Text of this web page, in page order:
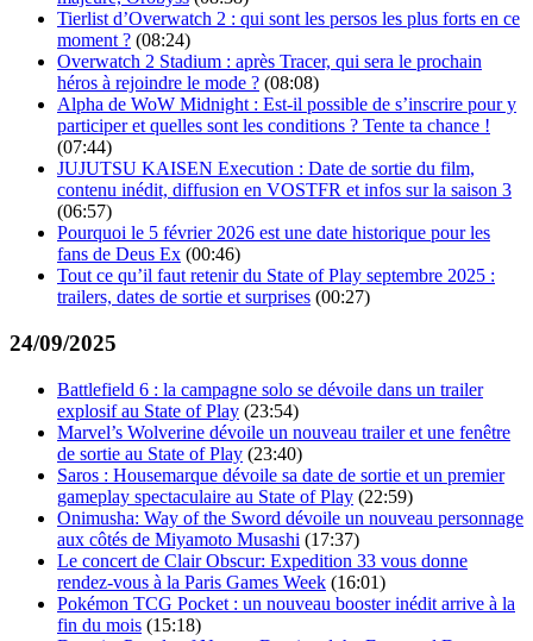
Tierlist d’Overwatch 2 : qui sont les persos les plus forts en ce
moment ? (08:24)
Overwatch 2 Stadium : après Tracer, qui sera le prochain
héros à rejoindre le mode ? (08:08)
Alpha de WoW Midnight : Est-il possible de s’inscrire pour y
participer et quelles sont les conditions ? Tente ta chance !
(07:44)
JUJUTSU KAISEN Execution : Date de sortie du film,
contenu inédit, diffusion en VOSTFR et infos sur la saison 3
(06:57)
Pourquoi le 5 février 2026 est une date historique pour les
fans de Deus Ex (00:46)
Tout ce qu’il faut retenir du State of Play septembre 2025 :
trailers, dates de sortie et surprises (00:27)
24/09/2025
Battlefield 6 : la campagne solo se dévoile dans un trailer
explosif au State of Play (23:54)
Marvel’s Wolverine dévoile un nouveau trailer et une fenêtre
de sortie au State of Play (23:40)
Saros : Housemarque dévoile sa date de sortie et un premier
gameplay spectaculaire au State of Play (22:59)
Onimusha: Way of the Sword dévoile un nouveau personnage
aux côtés de Miyamoto Musashi (17:37)
Le concert de Clair Obscur: Expedition 33 vous donne
rendez-vous à la Paris Games Week (16:01)
Pokémon TCG Pocket : un nouveau booster inédit arrive à la
fin du mois (15:18)